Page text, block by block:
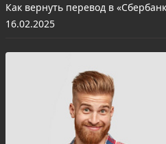
Как вернуть перевод в
16.02.2025